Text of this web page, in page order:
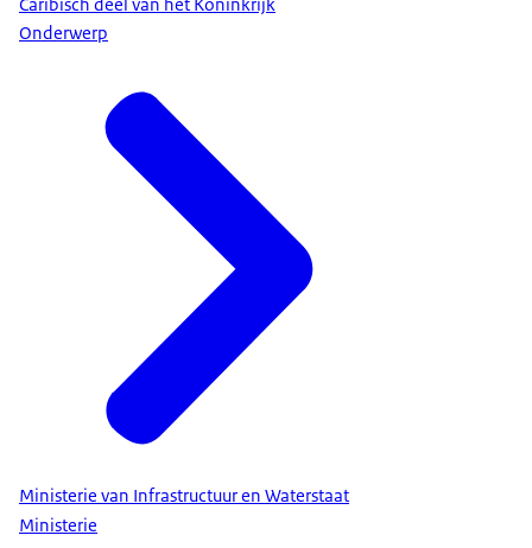
Onderwerp
Ministerie van Infrastructuur en Waterstaat
Ministerie